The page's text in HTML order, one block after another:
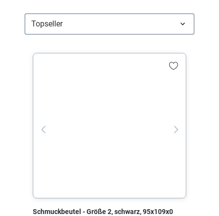
Schmuckbeutel - Größe 2, schwarz, 95x109x0